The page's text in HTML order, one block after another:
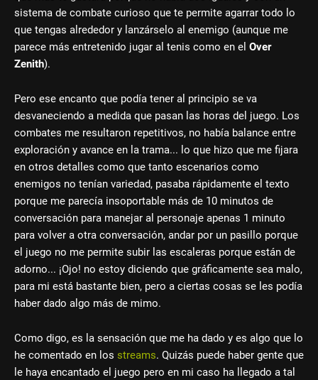
sistema de combate curioso que te permite agarrar todo lo
que tengas alrededor y lanzárselo al enemigo (aunque me
parece más entretenido jugar al tenis como en el Over
Zenith).
Pero ese encanto que podía tener al principio se va
desvaneciendo a medida que pasan las horas del juego. Los
combates me resultaron repetitivos, no había balance entre
exploración y avance en la trama... lo que hizo que me fijara
en otros detalles como que tanto escenarios como
enemigos no tenían variedad, pasaba rápidamente el texto
porque me parecía insoportable más de 10 minutos de
conversación para manejar al personaje apenas 1 minuto
para volver a otra conversación, andar por un pasillo porque
el juego no me permite subir las escaleras porque están de
adorno... ¡Ojo! no estoy diciendo que gráficamente sea malo,
para mi está bastante bien, pero a ciertas cosas se les podía
haber dado algo más de mimo.
Como digo, es la sensación que me ha dado y es algo que lo
he comentado en los streams. Quizás puede haber gente que
le haya encantado el juego pero en mi caso ha llegado a tal